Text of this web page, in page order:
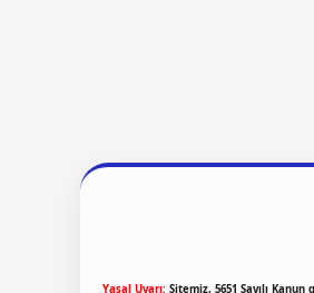
Yasal Uyarı: Sitemiz, 5651 Sayılı